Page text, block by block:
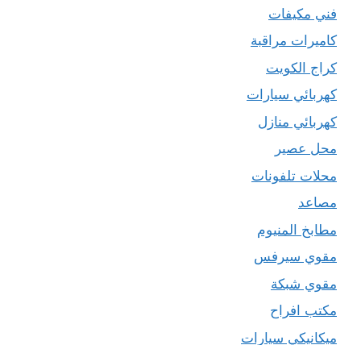
فني مكيفات
كاميرات مراقبة
كراج الكويت
كهربائي سيارات
كهربائي منازل
محل عصير
محلات تلفونات
مصاعد
مطابخ المنيوم
مقوي سيرفس
مقوي شبكة
مكتب افراح
ميكانيكي سيارات